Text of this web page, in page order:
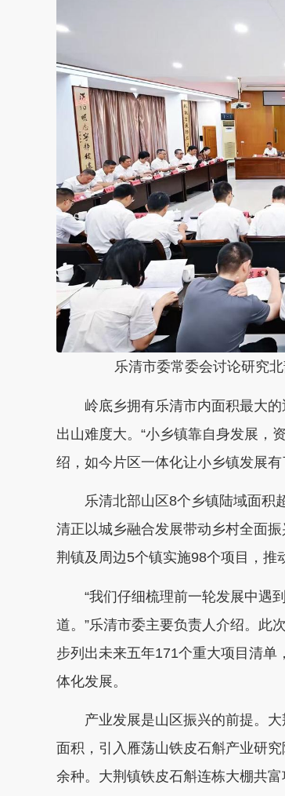
乐清市委常委会讨论研究北
岭底乡拥有乐清市内面积最大的
出山难度大。“小乡镇靠自身发展，
绍，如今片区一体化让小乡镇发展有
乐清北部山区8个乡镇陆域面积超
清正以城乡融合发展带动乡村全面
荆镇及周边5个镇实施98个项目，推
“我们仔细梳理前一轮发展中遇到
道。”乐清市委主要负责人介绍。此
步列出未来五年171个重大项目清
体化发展。
产业发展是山区振兴的前提。大
面积，引入雁荡山铁皮石斛产业研
余种。大荆镇铁皮石斛连栋大棚共